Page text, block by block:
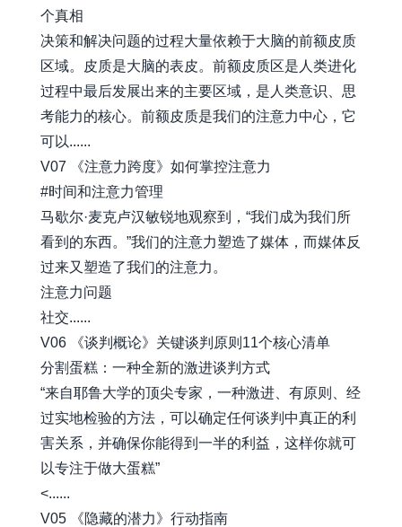
个真相
决策和解决问题的过程大量依赖于大脑的前额皮质
区域。皮质是大脑的表皮。前额皮质区是人类进化
过程中最后发展出来的主要区域，是人类意识、思
考能力的核心。前额皮质是我们的注意力中心，它
可以......
V07 《注意力跨度》如何掌控注意力
#时间和注意力管理
马歇尔·麦克卢汉敏锐地观察到，“我们成为我们所
看到的东西。”我们的注意力塑造了媒体，而媒体反
过来又塑造了我们的注意力。
注意力问题
社交......
V06 《谈判概论》关键谈判原则11个核心清单
分割蛋糕：一种全新的激进谈判方式
“来自耶鲁大学的顶尖专家，一种激进、有原则、经
过实地检验的方法，可以确定任何谈判中真正的利
害关系，并确保你能得到一半的利益，这样你就可
以专注于做大蛋糕”
<......
V05 《隐藏的潜力》行动指南